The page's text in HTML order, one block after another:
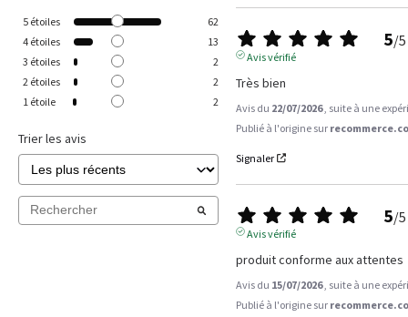
5 étoiles
62
4 étoiles
13
3 étoiles
2
2 étoiles
2
1 étoile 2
Trier les avis
5/5
Avis vérifié
Très bien
Avis du 22/07/2026 , suite à une
Publié à l'origine sur
Signaler
5/5
Avis vérifié
produit conforme aux attentes
Avis du 15/07/2026 , suite à une
Publié à l'origine sur